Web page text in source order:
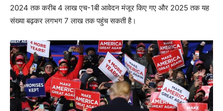
2024 तक करीब 4 लाख एच-1बी आवेदन मंजूर किए गए और 2025 तक यह
संख्या बढ़कर लगभग 7 लाख तक पहुंच सकती है।